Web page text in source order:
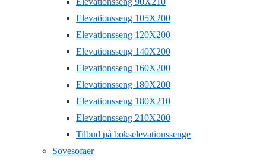
Elevationsseng 105X200
Elevationsseng 120X200
Elevationsseng 140X200
Elevationsseng 160X200
Elevationsseng 180X200
Elevationsseng 180X210
Elevationsseng 210X200
Tilbud på bokselevationssenge
Sovesofaer